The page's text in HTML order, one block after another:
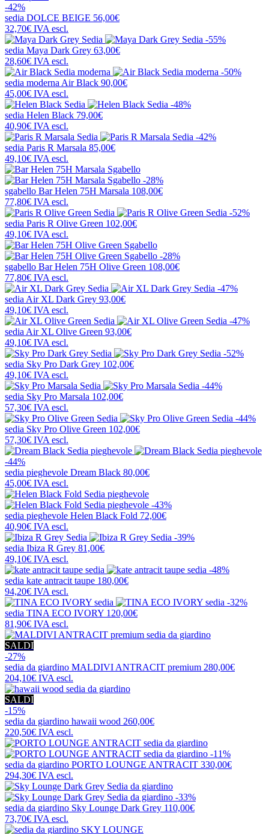
-42%
sedia DOLCE BEIGE 56,00€
32,70€ IVA escl.
-55%
sedia Maya Dark Grey 63,00€
28,60€ IVA escl.
-50%
sedia moderna Air Black 90,00€
45,00€ IVA escl.
-48%
sedia Helen Black 79,00€
40,90€ IVA escl.
-42%
sedia Paris R Marsala 85,00€
49,10€ IVA escl.
-28%
sgabello Bar Helen 75H Marsala 108,00€
77,80€ IVA escl.
-52%
sedia Paris R Olive Green 102,00€
49,10€ IVA escl.
-28%
sgabello Bar Helen 75H Olive Green 108,00€
77,80€ IVA escl.
-47%
sedia Air XL Dark Grey 93,00€
49,10€ IVA escl.
-47%
sedia Air XL Olive Green 93,00€
49,10€ IVA escl.
-52%
sedia Sky Pro Dark Grey 102,00€
49,10€ IVA escl.
-44%
sedia Sky Pro Marsala 102,00€
57,30€ IVA escl.
-44%
sedia Sky Pro Olive Green 102,00€
57,30€ IVA escl.
-44%
sedia pieghevole Dream Black 80,00€
45,00€ IVA escl.
-43%
sedia pieghevole Helen Black Fold 72,00€
40,90€ IVA escl.
-39%
sedia Ibiza R Grey 81,00€
49,10€ IVA escl.
-48%
sedia kate antracit taupe 180,00€
94,20€ IVA escl.
-32%
sedia TINA ECO IVORY 120,00€
81,90€ IVA escl.
SALDI
-27%
sedia da giardino MALDIVI ANTRACIT premium 280,00€
204,10€ IVA escl.
SALDI
-15%
sedia da giardino hawaii wood 260,00€
220,50€ IVA escl.
-11%
sedia da giardino PORTO LOUNGE ANTRACIT 330,00€
294,30€ IVA escl.
-33%
sedia da giardino Sky Lounge Dark Grey 110,00€
73,70€ IVA escl.